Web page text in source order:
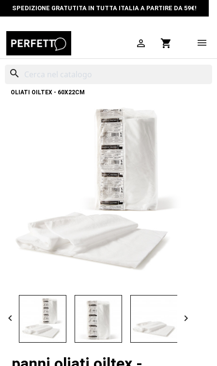
SPEDIZIONE GRATUTITA IN TUTTA ITALIA A PARTIRE DA 59€!
 shopping_cart
search
OLIATI OILTEX - 60X22CM
 